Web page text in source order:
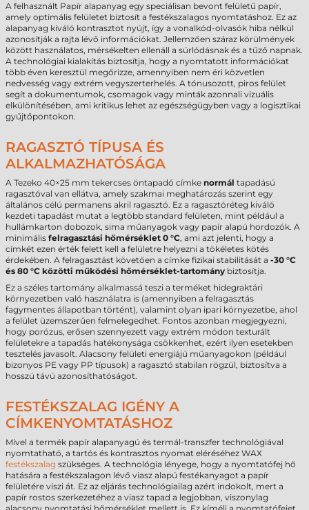
A felhasznált Papír alapanyag egy speciálisan bevont felületű papír,
amely optimális felületet biztosít a festékszalagos nyomtatáshoz. Ez az
alapanyag kiváló kontrasztot nyújt, így a vonalkód-olvasók hiba nélkül
azonosítják a rajta lévő információkat. Jellemzően száraz körülmények
között használatos, mérsékelten ellenáll a súrlódásnak és a tűző napnak.
A technológiai kialakítás biztosítja, hogy a nyomtatott információkat
több éven keresztül megőrizze, amennyiben nem éri közvetlen
nedvesség vagy extrém vegyszerterhelés. A tónusozott, piros felület
segít a dokumentumok, csomagok vagy minták azonnali vizuális
elkülönítésében, ami kritikus lehet az egészségügyben vagy a logisztikai
gyűjtőpontokon.
RAGASZTÓ TÍPUSA ÉS
ALKALMAZHATÓSÁGA
A Tezeko 40×25 mm tekercses öntapadó címke normál tapadású
ragasztóval van ellátva, amely szakmai meghatározás szerint egy
általános célú permanens akril ragasztó. Ez a ragasztóréteg kiváló
kezdeti tapadást mutat a legtöbb standard felületen, mint például a
hullámkarton dobozok, sima műanyagok vagy papír alapú hordozók. A
minimális felragasztási hőmérséklet 0 °C, ami azt jelenti, hogy a
címkét ezen érték felett kell a felületre helyezni a tökéletes kötés
érdekében. A felragasztást követően a címke fizikai stabilitását a -30 °C
és 80 °C közötti működési hőmérséklet-tartomány biztosítja.
Ez a széles tartomány alkalmassá teszi a terméket hidegraktári
környezetben való használatra is (amennyiben a felragasztás
fagymentes állapotban történt), valamint olyan ipari környezetbe, ahol
a felület üzemszerűen felmelegedhet. Fontos azonban megjegyezni,
hogy porózus, erősen szennyezett vagy extrém módon texturált
felületekre a tapadás hatékonysága csökkenhet, ezért ilyen esetekben
tesztelés javasolt. Alacsony felületi energiájú műanyagokon (például
bizonyos PE vagy PP típusok) a ragasztó stabilan rögzül, biztosítva a
hosszú távú azonosíthatóságot.
FESTÉKSZALAG IGÉNY A
CÍMKENYOMTATÁSHOZ
Mivel a termék papír alapanyagú és termál-transzfer technológiával
nyomtatható, a tartós és kontrasztos nyomat eléréséhez WAX
festékszalag szükséges. A technológia lényege, hogy a nyomtatófej hő
hatására a festékszalagon lévő viasz alapú festékanyagot a papír
felületére viszi át. Ez az eljárás technológiailag azért indokolt, mert a
papír rostos szerkezetéhez a viasz tapad a legjobban, viszonylag